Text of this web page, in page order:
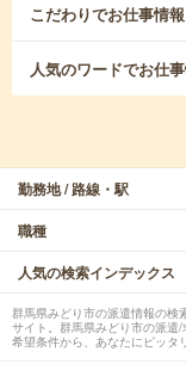
こだわりでお仕事情
人気のワードでお仕
勤務地 / 路線・駅
職種
人気の検索インデックス
群馬県みどり市の派遣情報の検
サイト。群馬県みどり市の派遣
希望条件から、あなたにピッタ